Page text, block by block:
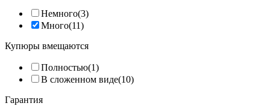
Немного(3)
Много(11)
Купюры вмещаются
Полностью(1)
В сложенном виде(10)
Гарантия